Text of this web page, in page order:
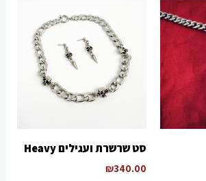
סט שרשרת ועגילים Heavy
₪340.00